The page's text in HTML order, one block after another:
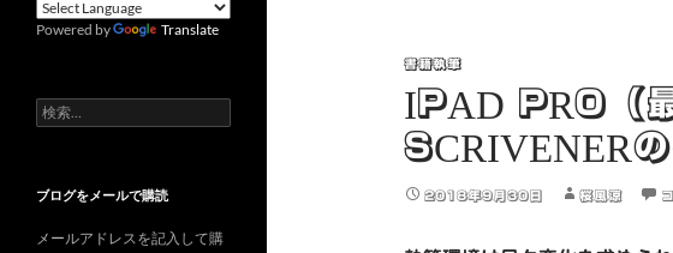
書籍執筆
IPAD PRO（
SCRIVENER
2018年9月30日 桜風涼
Powered by Translate
検
索:
ブログをメールで購読
メールアドレスを記入して購